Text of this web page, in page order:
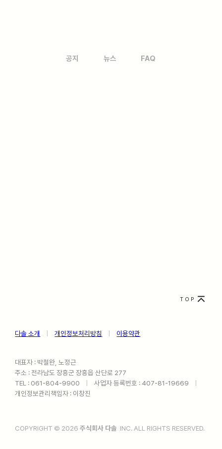
공지 뉴스 FAQ
TOP
다솔 소개 ㅤ개인정보처리방침 이용약관
대표자 : 박철완, 노정근
주소 : 전라남도 장흥군 장흥읍 산단로 277
TEL : 061-804-9900ㅤ
ㅤ사업자 등록번호 : 407-81-19669ㅤ
개인정보관리책임자 : 이창진
COPYRIGHT © 2026주식회사 다솔 INC. ALL RIGHTS RESERVED.